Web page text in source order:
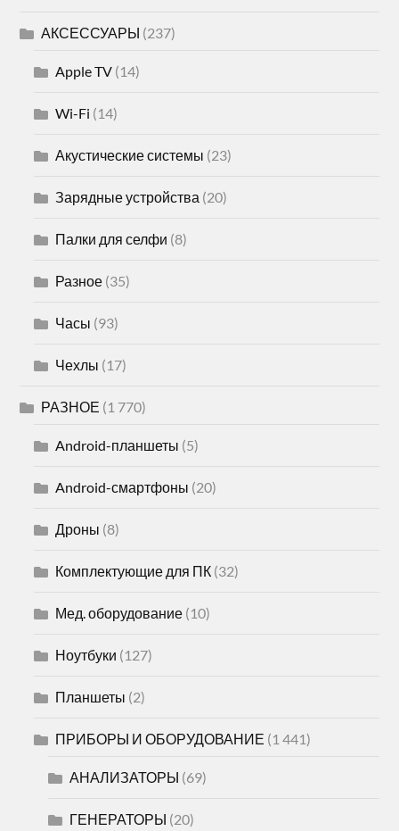
АКСЕССУАРЫ (237)
Apple TV (14)
Wi-Fi (14)
Акустические системы (23)
Зарядные устройства (20)
Палки для селфи (8)
Разное (35)
Часы (93)
Чехлы (17)
РАЗНОЕ (1 770)
Android-планшеты (5)
Android-смартфоны (20)
Дроны (8)
Комплектующие для ПК (32)
Мед. оборудование (10)
Ноутбуки (127)
Планшеты (2)
ПРИБОРЫ И ОБОРУДОВАНИЕ (1 441)
АНАЛИЗАТОРЫ (69)
ГЕНЕРАТОРЫ (20)